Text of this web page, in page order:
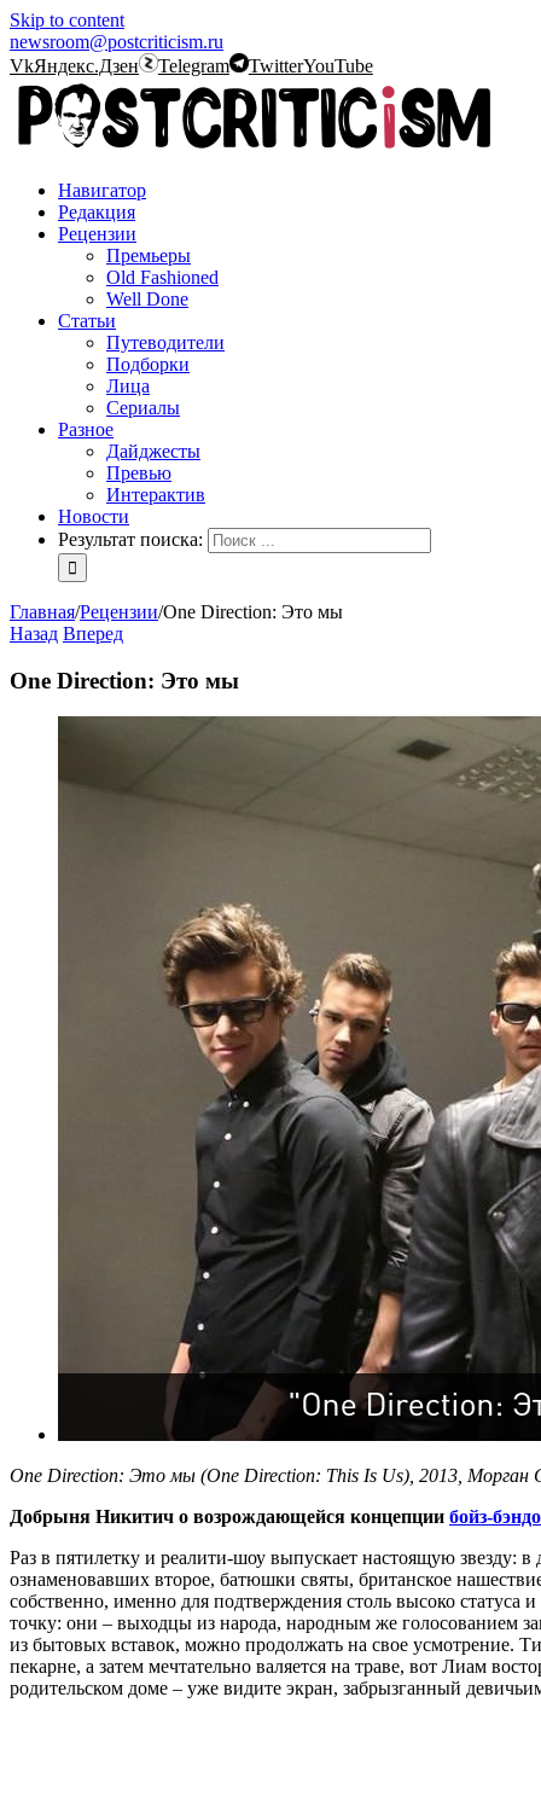
Skip to content
newsroom@postcriticism.ru
VkЯндекс.Дзен Telegram TwitterYouTube
Навигатор
Редакция
Рецензии
Премьеры
Old Fashioned
Well Done
Статьи
Путеводители
Подборки
Лица
Сериалы
Разное
Дайджесты
Превью
Интерактив
Новости
Результат поиска:
Главная/Рецензии/One Direction: Это мы
Назад Вперед
One Direction: Это мы
One Direction: Это мы (One Direction: This Is Us), 2013, Морган
Добрыня Никитич о возрождающейся концепции бойз-
Раз в пятилетку и реалити-шоу выпускает настоящую звезду:
ознаменовавших второе, батюшки святы, британское
собственно, именно для подтверждения столь высоко
точку: они – выходцы из народа, народным же голосованием
из бытовых вставок, можно продолжать на свое усмотрение.
пекарне, а затем мечтательно валяется на траве, вот Лиам
родительском доме – уже видите экран, забрызганный